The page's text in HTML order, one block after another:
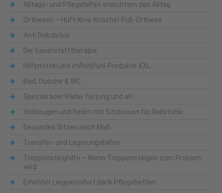
Alltags- und Pflegehilfen erleichtern den Alltag
Orthesen – Hüft-Knie-Knöchel-Fuß-Orthese
Anti Dekubitus
Die Sauerstofftherapie
Hilfsmittel und inWohlfühl-Produkte XXL
Bad, Dusche & WC
Spezialräder Räder für jung und alt
Vorbeugen und heilen mit Sitzkissen für Rollstühle
Gesundes Sitzen nach Maß
Transfer- und Lagerungshilfen
Treppensteighilfe – Wenn Treppensteigen zum Problem
wird
Erhöhter Liegekomfort dank Pflegebetten